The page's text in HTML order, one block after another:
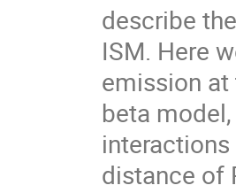
describe
ISM. Here
emission
beta
distance of